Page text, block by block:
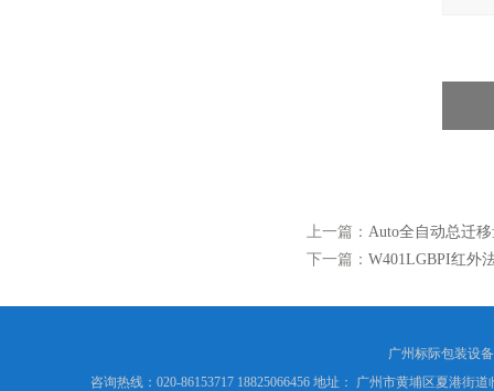
上一篇： Auto全自动总迁
下一篇： W401LGBPI红外
广州标际包装设
咨询热线：020-86153717 18825066456 地址： 广州市黄埔区夏港街